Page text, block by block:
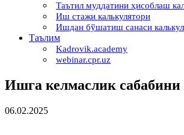
Таътил муддатини ҳисоблаш
Иш стажи калькулятори
Ишдан бўшатиш санаси
Таълим
Kadrovik.academy
webinar.cpr.uz
Ишга келмаслик
06.02.2025